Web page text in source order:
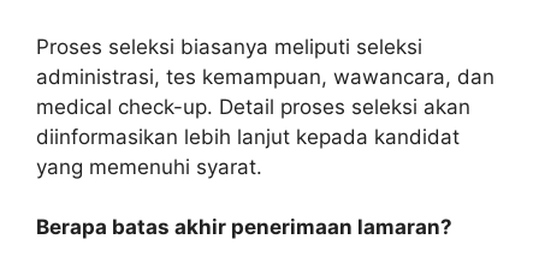
Proses seleksi biasanya meliputi seleksi
administrasi, tes kemampuan, wawancara, dan
medical check-up. Detail proses seleksi akan
diinformasikan lebih lanjut kepada kandidat
yang memenuhi syarat.
Berapa batas akhir penerimaan lamaran?